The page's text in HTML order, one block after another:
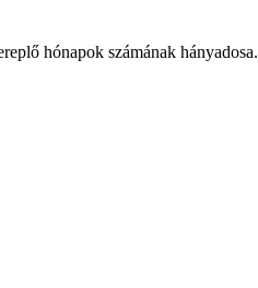
hónapok számának hányadosa.